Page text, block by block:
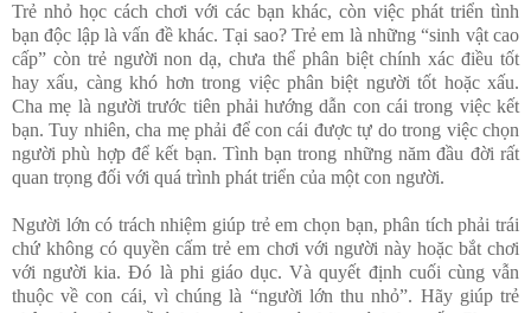
Trẻ nhỏ học cách chơi với các bạn khác, còn việc phát triển tình
bạn độc lập là vấn đề khác. Tại sao? Trẻ em là những “sinh vật cao
cấp” còn trẻ người non dạ, chưa thể phân biệt chính xác điều tốt
hay xấu, càng khó hơn trong việc phân biệt người tốt hoặc xấu.
Cha mẹ là người trước tiên phải hướng dẫn con cái trong việc kết
bạn. Tuy nhiên, cha mẹ phải để con cái được tự do trong việc chọn
người phù hợp để kết bạn. Tình bạn trong những năm đầu đời rất
quan trọng đối với quá trình phát triển của một con người.
Người lớn có trách nhiệm giúp trẻ em chọn bạn, phân tích phải trái
chứ không có quyền cấm trẻ em chơi với người này hoặc bắt chơi
với người kia. Đó là phi giáo dục. Và quyết định cuối cùng vẫn
thuộc về con cái, vì chúng là “người lớn thu nhỏ”. Hãy giúp trẻ